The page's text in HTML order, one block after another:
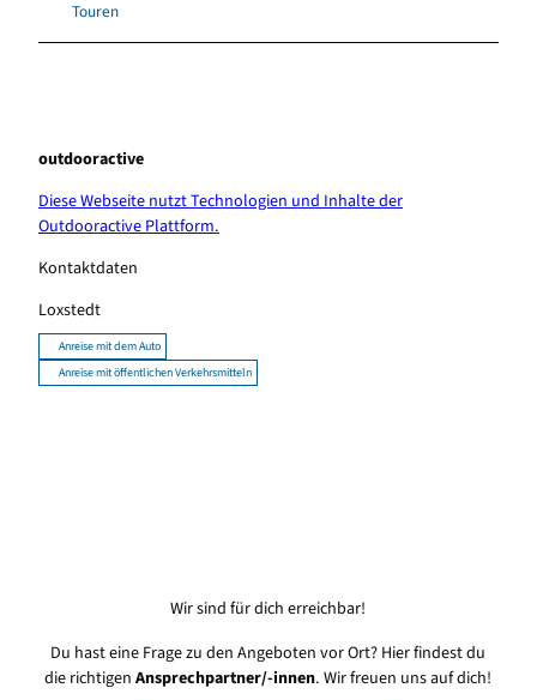
Touren
outdooractive
Diese Webseite nutzt Technologien und Inhalte der
Outdooractive Plattform.
Kontaktdaten
Loxstedt
Anreise mit dem Auto
Anreise mit öffentlichen Verkehrsmitteln
Wir sind für dich erreichbar!
Du hast eine Frage zu den Angeboten vor Ort? Hier findest du
die richtigenAnsprechpartner/-innen. Wir freuen uns auf dich!